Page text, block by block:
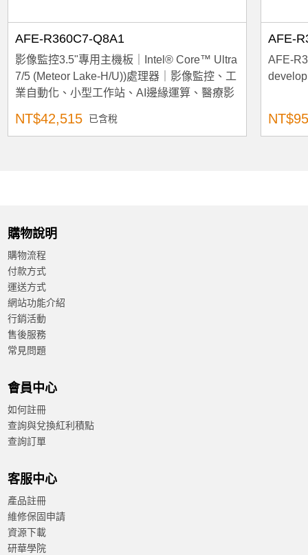
AFE-R360C7-Q8A1
影像監控3.5"專用主機板｜Intel® Core™ Ultra
7/5 (Meteor Lake-H/U))處理器｜影像監控、工
業自動化、小型工作站、AI邊緣運算、醫療影
UART, 2x CAN FD
NT$42,515 已含稅
AFE-
AFE-
購物說明
購物流程
付款方式
運送方式
網站功能介紹
行銷活動
售後服務
常見問題
會員中心
如何註冊
查詢與兌換紅利積點
查詢訂單
客服中心
產品註冊
維修保固申請
資源下載
研華學院